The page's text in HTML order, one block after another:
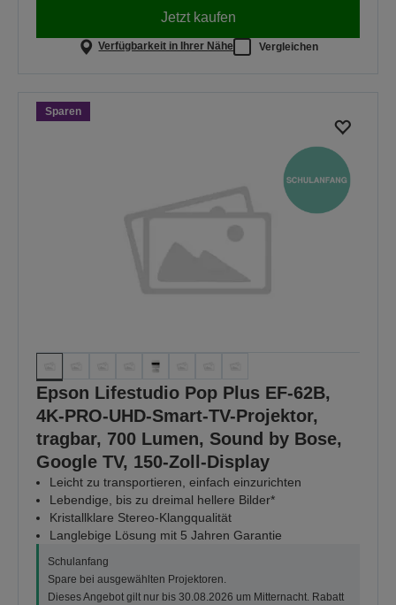
Jetzt kaufen
Verfügbarkeit in Ihrer Nähe Vergleichen
Sparen
Epson Lifestudio Pop Plus EF-62B,
4K-PRO-UHD-Smart-TV-Projektor,
tragbar, 700 Lumen, Sound by Bose,
Google TV, 150-Zoll-Display
Leicht zu transportieren, einfach einzurichten
Lebendige, bis zu dreimal hellere Bilder*
Kristallklare Stereo-Klangqualität
Langlebige Lösung mit 5 Jahren Garantie
Schulanfang
Spare bei ausgewählten Projektoren.
Dieses Angebot gilt nur bis 30.08.2026 um Mitternacht. Rabatt